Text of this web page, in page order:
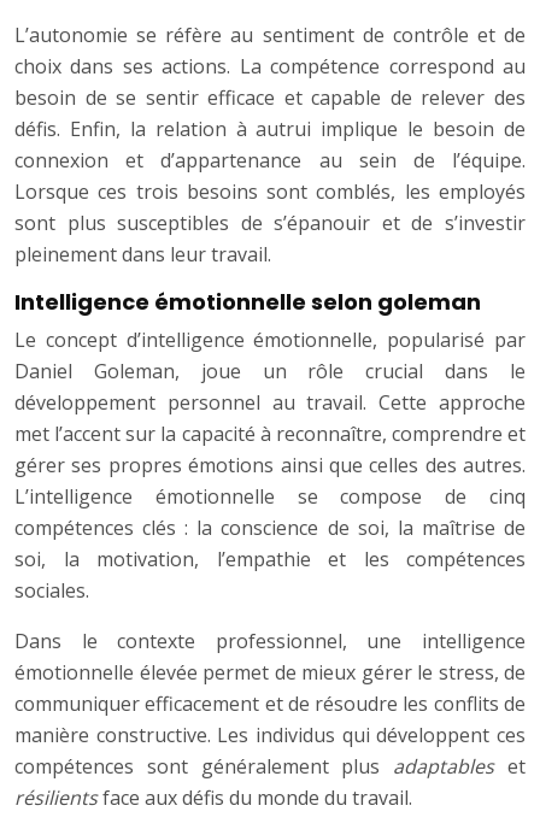
L’autonomie se réfère au sentiment de contrôle et de
choix dans ses actions. La compétence correspond au
besoin de se sentir efficace et capable de relever des
défis. Enfin, la relation à autrui implique le besoin de
connexion et d’appartenance au sein de l’équipe.
Lorsque ces trois besoins sont comblés, les employés
sont plus susceptibles de s’épanouir et de s’investir
pleinement dans leur travail.
Intelligence émotionnelle selon goleman
Le concept d’intelligence émotionnelle, popularisé par
Daniel Goleman, joue un rôle crucial dans le
développement personnel au travail. Cette approche
met l’accent sur la capacité à reconnaître, comprendre et
gérer ses propres émotions ainsi que celles des autres.
L’intelligence émotionnelle se compose de cinq
compétences clés : la conscience de soi, la maîtrise de
soi, la motivation, l’empathie et les compétences
sociales.
Dans le contexte professionnel, une intelligence
émotionnelle élevée permet de mieux gérer le stress, de
communiquer efficacement et de résoudre les conflits de
manière constructive. Les individus qui développent ces
compétences sont généralement plus adaptableset
résilientsface aux défis du monde du travail.